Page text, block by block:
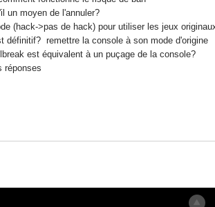
un moyen de l'annuler?
(hack->pas de hack) pour utiliser les jeux
définitif? remettre la console à son mode d'origine
est équivalent à un puçage de la console?
réponses